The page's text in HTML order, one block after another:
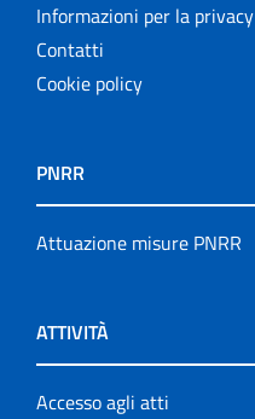
Informazioni per la privacy
Contatti
Cookie policy
PNRR
Attuazione misure PNRR
ATTIVITÀ
Accesso agli atti